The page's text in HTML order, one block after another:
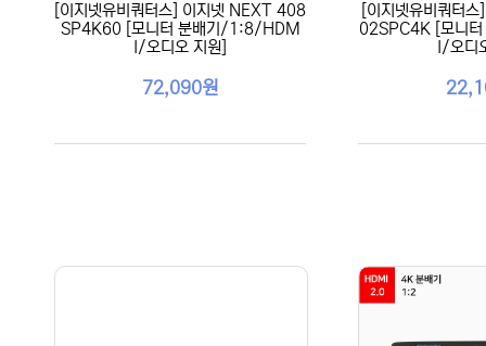
[이지넷유비쿼터스] 이지넷 NEXT 408
SP4K60 [모니터 분배기/1:8/HDM
I/오디오 지원]
72,090원
[이지넷유비쿼터
02SPC4K [모니
I/오디